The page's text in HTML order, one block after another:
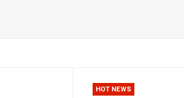
HOT NEWS